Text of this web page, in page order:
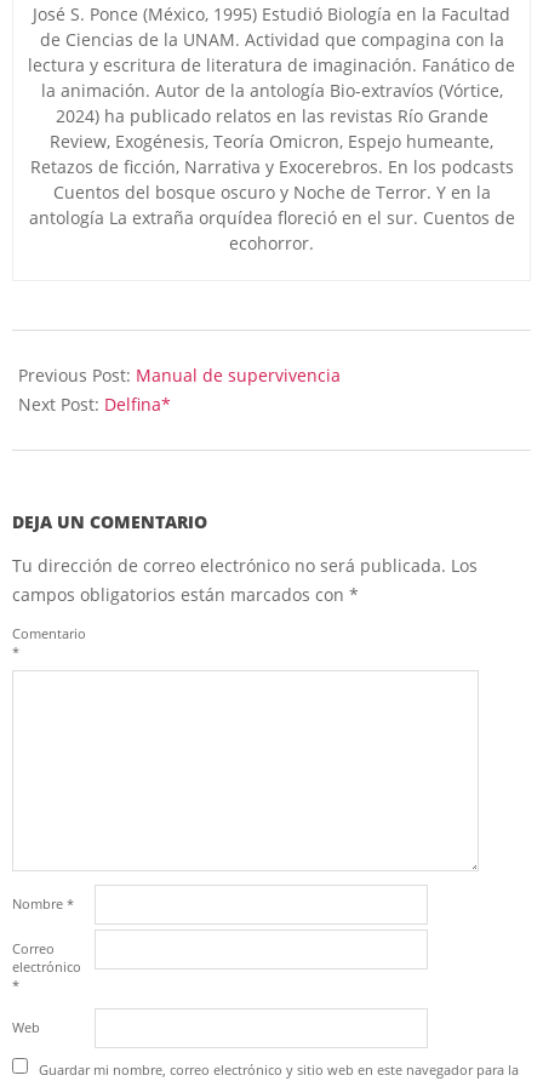
José S. Ponce (México, 1995) Estudió Biología en la Facultad
de Ciencias de la UNAM. Actividad que compagina con la
lectura y escritura de literatura de imaginación. Fanático de
la animación. Autor de la antología Bio-extravíos (Vórtice,
2024) ha publicado relatos en las revistas Río Grande
Review, Exogénesis, Teoría Omicron, Espejo humeante,
Retazos de ficción, Narrativa y Exocerebros. En los podcasts
Cuentos del bosque oscuro y Noche de Terror. Y en la
antología La extraña orquídea floreció en el sur. Cuentos de
ecohorror.
07-
07
Previous Post: Manual de supervivencia
Next Post: Delfina*
DEJA UN COMENTARIO
Tu dirección de correo electrónico no será publicada. Los
campos obligatorios están marcados con *
Comentario
*
Nombre *
Correo
electrónico
*
Web
Guardar mi nombre, correo electrónico y sitio web en este navegador para la